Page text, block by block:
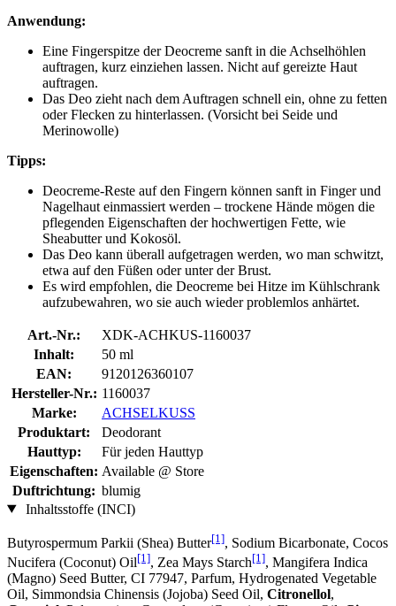
Anwendung:
Eine Fingerspitze der Deocreme sanft in die Achselhöhlen
auftragen, kurz einziehen lassen. Nicht auf gereizte Haut
auftragen.
Das Deo zieht nach dem Auftragen schnell ein, ohne zu fetten
oder Flecken zu hinterlassen. (Vorsicht bei Seide und
Merinowolle)
Tipps:
Deocreme-Reste auf den Fingern können sanft in Finger und
Nagelhaut einmassiert werden – trockene Hände mögen die
pflegenden Eigenschaften der hochwertigen Fette, wie
Sheabutter und Kokosöl.
Das Deo kann überall aufgetragen werden, wo man schwitzt,
etwa auf den Füßen oder unter der Brust.
Es wird empfohlen, die Deocreme bei Hitze im Kühlschrank
aufzubewahren, wo sie auch wieder problemlos anhärtet.
Art.-Nr.:
XDK-ACHKUS-1160037
Inhalt:
50 ml
EAN:
9120126360107
Hersteller-Nr.: 1160037
Marke:
ACHSELKUSS
Produktart:
Deodorant
Hauttyp:
Für jeden Hauttyp
Eigenschaften: Available @ Store
Duftrichtung: blumig
Inhaltsstoffe (INCI)
Butyrospermum Parkii (Shea) Butter[1], Sodium Bicarbonate, Cocos
Nucifera (Coconut) Oil[1], Zea Mays Starch[1], Mangifera Indica
(Magno) Seed Butter, CI 77947, Parfum, Hydrogenated Vegetable
Oil, Simmondsia Chinensis (Jojoba) Seed Oil, Citronellol,